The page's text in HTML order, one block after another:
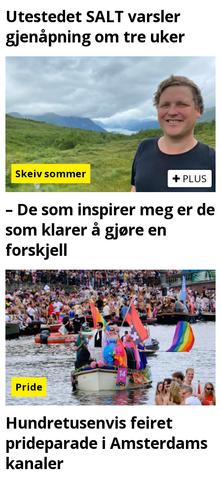
Utestedet SALT varsler
gjenåpning om tre uker
Skeiv sommer PLUS
– De som inspirer meg er de
som klarer å gjøre en
forskjell
Pride
Hundretusenvis feiret
prideparade i Amsterdams
kanaler